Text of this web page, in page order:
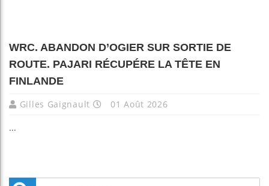
WRC. ABANDON D’OGIER SUR SORTIE DE
ROUTE. PAJARI RÉCUPÉRE LA TÊTE EN
FINLANDE
Gilles Gaignault 01 Août 2026
...